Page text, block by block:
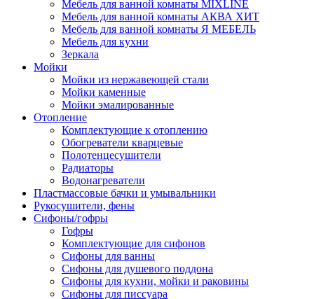
Мебель для ванной комнаты MIXLINE
Мебель для ванной комнаты АКВА ХИТ
Мебель для ванной комнаты Я МЕБЕЛЬ
Мебель для кухни
Зеркала
Мойки
Мойки из нержавеющей стали
Мойки каменные
Мойки эмалированные
Отопление
Комплектующие к отоплению
Обогреватели кварцевые
Полотенцесушители
Радиаторы
Водонагреватели
Пластмассовые бачки и умывальники
Рукосушители, фены
Сифоны/гофры
Гофры
Комплектующие для сифонов
Сифоны для ванны
Сифоны для душевого поддона
Сифоны для кухни, мойки и раковины
Сифоны для писсуара